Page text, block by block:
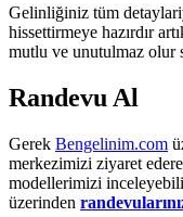
Gelinliğiniz tüm
hissettirmeye hazırdır
mutlu ve unutulmaz olur
Randevu Al
Gerek Bengelinim.com
merkezimizi ziyaret
modellerimizi
üzerinden